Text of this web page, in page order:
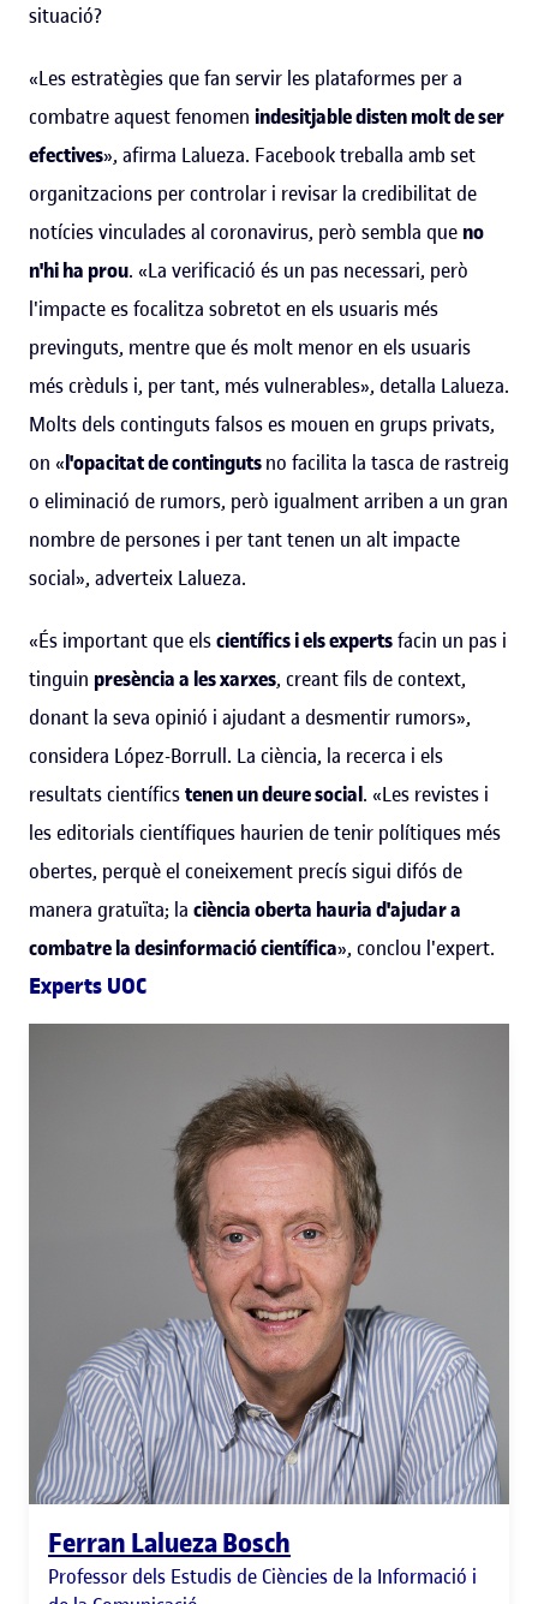
situació?
«Les estratègies que fan servir les plataformes per a
combatre aquest fenomen indesitjable disten molt de ser
efectives», afirma Lalueza. Facebook treballa amb set
organitzacions per controlar i revisar la credibilitat de
notícies vinculades al coronavirus, però sembla que no
n'hi ha prou. «La verificació és un pas necessari, però
l'impacte es focalitza sobretot en els usuaris més
previnguts, mentre que és molt menor en els usuaris
més crèduls i, per tant, més vulnerables», detalla Lalueza.
Molts dels continguts falsos es mouen en grups privats,
on «l'opacitat de contingutsno facilita la tasca de rastreig
o eliminació de rumors, però igualment arriben a un gran
nombre de persones i per tant tenen un alt impacte
social», adverteix Lalueza.
«És important que elscientífics i els expertsfacin un pas i
tinguin presència a les xarxes, creant fils de context,
donant la seva opinió i ajudant a desmentir rumors»,
considera López-Borrull. La ciència, la recerca i els
resultats científicstenen un deure social. «Les revistes i
les editorials científiques haurien de tenir polítiques més
obertes, perquè el coneixement precís sigui difós de
manera gratuïta; la ciència oberta hauria d'ajudar a
combatre la desinformació científica», conclou l'expert.
Experts UOC
Ferran Lalueza Bosch
Professor dels Estudis de Ciències de la Informació i